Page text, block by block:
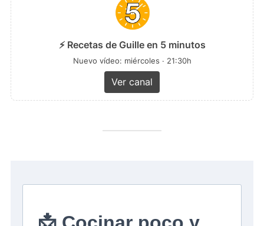
⚡ Recetas de Guille en 5 minutos
Nuevo vídeo: miércoles · 21:30h
Ver canal